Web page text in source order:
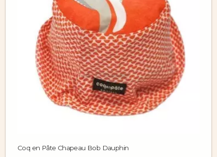
Coq en Pâte Chapeau Bob Dauphin